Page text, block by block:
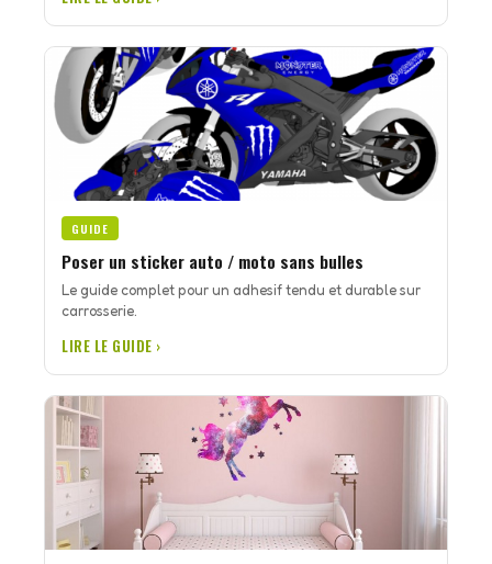
GUIDE
Poser un sticker auto / moto sans bulles
Le guide complet pour un adhesif tendu et durable sur
carrosserie.
LIRE LE GUIDE ›